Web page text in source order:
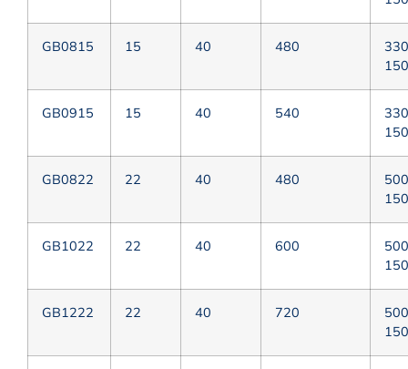
GВ0815 15 40 480
150
GВ0915 15 40 540
150
GВ0822 22 40 480
150
GB1022 22 40 600
150
GB1222 22 40 720
150